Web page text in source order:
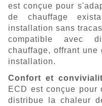
est conçue pour
de chauffage
installation sans
compatible avec
chauffage, offrant
installation.
Confort et
ECD est conçue
distribue la chaleur